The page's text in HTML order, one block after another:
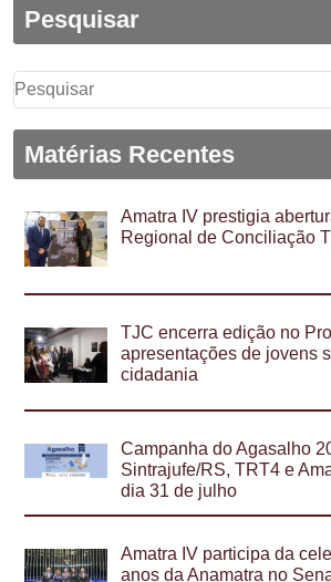
Pesquisar
Pesquisar
por:
Matérias Recentes
Amatra IV prestigia
Regional de Conciliação
TJC encerra edição no
apresentações de jovens
cidadania
Campanha do Agasalho
Sintrajufe/RS, TRT4 e
dia 31 de julho
Amatra IV participa da
anos da Anamatra no